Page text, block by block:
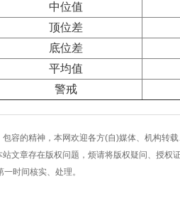
中位值
顶位差
底位差
平均值
警戒
包容的精神，本网欢迎各方(自)媒体、机构转
文章存在版权问题，烦请将版权疑问、授权
一时间核实、处理。